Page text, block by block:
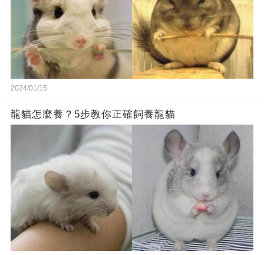
2024/01/15
龍貓怎麼養？5步教你正確飼養龍貓